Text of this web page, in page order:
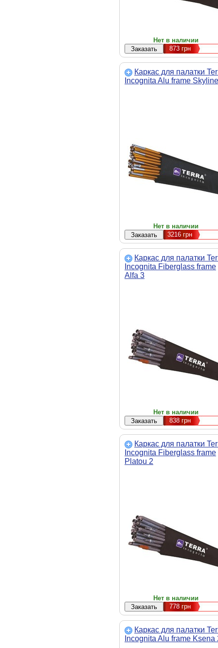
Нет в наличии
873грн
Каркас для палатки
Incognita Alu frame
Нет в наличии
3216 грн
Каркас для палатки
Incognita Fiberglass frame
Alfa 3
Нет в наличии
838грн
Каркас для палатки
Incognita Fiberglass frame
Platou 2
Нет в наличии
778грн
Каркас для палатки
Incognita Alu frame Ksena